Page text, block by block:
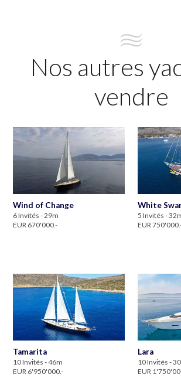
Nos autres
vendre
Wind of Change
6 Invités - 29m
EUR 670'000.-
White
5 Invités -
EUR
Tamarita
10 Invités - 46m
EUR 6'950'000.-
Lara
10 Invités -
EUR